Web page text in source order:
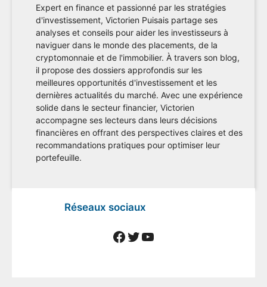
Expert en finance et passionné par les stratégies
d'investissement, Victorien Puisais partage ses
analyses et conseils pour aider les investisseurs à
naviguer dans le monde des placements, de la
cryptomonnaie et de l'immobilier. À travers son blog,
il propose des dossiers approfondis sur les
meilleures opportunités d'investissement et les
dernières actualités du marché. Avec une expérience
solide dans le secteur financier, Victorien
accompagne ses lecteurs dans leurs décisions
financières en offrant des perspectives claires et des
recommandations pratiques pour optimiser leur
portefeuille.
Réseaux sociaux
Facebook
Twitter
YouTube